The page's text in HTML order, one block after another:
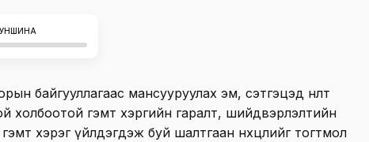
байгууллагаас мансууруулах эм, сэтгэцэд нөлөөт
холбоотой гэмт хэргийн гаралт, шийдвэрлэлтийн
хэрэг үйлдэгдэж буй шалтгаан нөхцөлийг тогтмол